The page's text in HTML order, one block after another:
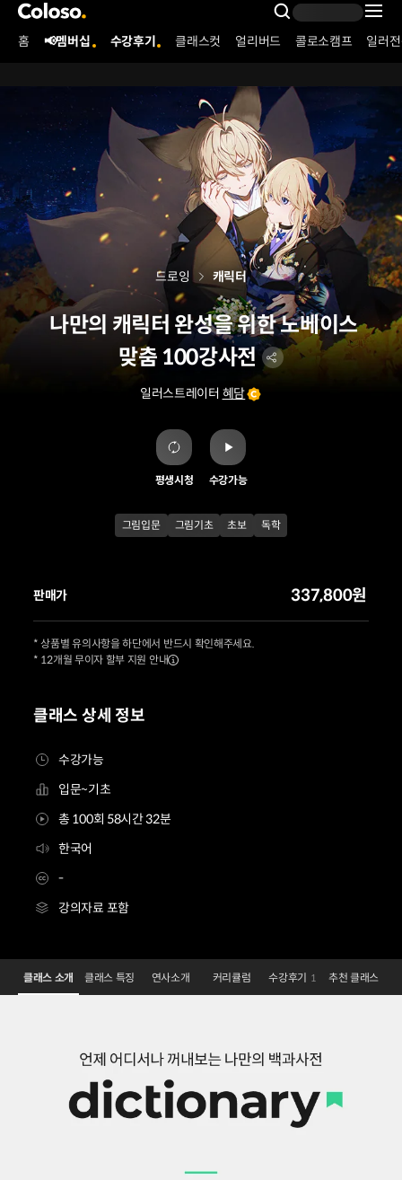
콜로소
Search
Coloso Menu
홈 📢멤버십 수강후기 클래스컷 얼리버드 콜로소캠프 일러
나만의 캐릭터 완성을 위한 노베이스
맞춤 100강사전
일러스트레이터 혜담
드로잉 캐릭터
평생시청 수강가능
그림입문 그림기초 초보 독학
클래스 상세 정보
수강가능
입문~기초
총 100회 58시간 32분
한국어
-
강의자료 포함
판매가 337,800원
* 상품별 유의사항을 하단에서 반드시 확인해주세요.
* 12개월 무이자 할부 지원 안내
일러스트레이터 혜담Details
Configuration Information Shortcuts
클래스 소개 클래스 특징 연사소개 커리큘럼 수강후기 1 추천 클래스